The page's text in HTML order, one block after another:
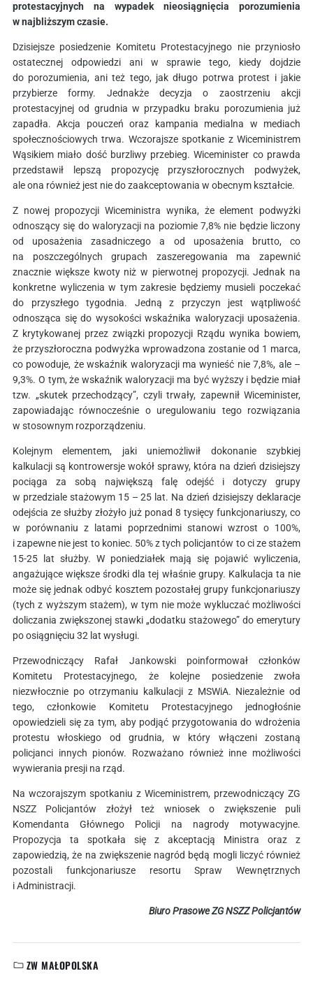
protestacyjnych na wypadek nieosiągnięcia porozumienia
w najbliższym czasie.
Dzisiejsze posiedzenie Komitetu Protestacyjnego nie przyniosło
ostatecznej odpowiedzi ani w sprawie tego, kiedy dojdzie
do porozumienia, ani też tego, jak długo potrwa protest i jakie
przybierze formy. Jednakże decyzja o zaostrzeniu akcji
protestacyjnej od grudnia w przypadku braku porozumienia już
zapadła. Akcja pouczeń oraz kampania medialna w mediach
społecznościowych trwa. Wczorajsze spotkanie z Wiceministrem
Wąsikiem miało dość burzliwy przebieg. Wiceminister co prawda
przedstawił lepszą propozycję przyszłorocznych podwyżek,
ale ona również jest nie do zaakceptowania w obecnym kształcie.
Z nowej propozycji Wiceministra wynika, że element podwyżki
odnoszący się do waloryzacji na poziomie 7,8% nie będzie liczony
od uposażenia zasadniczego a od uposażenia brutto, co
na poszczególnych grupach zaszeregowania ma zapewnić
znacznie większe kwoty niż w pierwotnej propozycji. Jednak na
konkretne wyliczenia w tym zakresie będziemy musieli poczekać
do przyszłego tygodnia. Jedną z przyczyn jest wątpliwość
odnosząca się do wysokości wskaźnika waloryzacji uposażenia.
Z krytykowanej przez związki propozycji Rządu wynika bowiem,
że przyszłoroczna podwyżka wprowadzona zostanie od 1 marca,
co powoduje, że wskaźnik waloryzacji ma wynieść nie 7,8%, ale –
9,3%. O tym, że wskaźnik waloryzacji ma być wyższy i będzie miał
tzw. „skutek przechodzący”, czyli trwały, zapewnił Wiceminister,
zapowiadając równocześnie o uregulowaniu tego rozwiązania
w stosownym rozporządzeniu.
Kolejnym elementem, jaki uniemożliwił dokonanie szybkiej
kalkulacji są kontrowersje wokół sprawy, która na dzień dzisiejszy
pociąga za sobą największą falę odejść i dotyczy grupy
w przedziale stażowym 15 – 25 lat. Na dzień dzisiejszy deklaracje
odejścia ze służby złożyło już ponad 8 tysięcy funkcjonariuszy, co
w porównaniu z latami poprzednimi stanowi wzrost o 100%,
i zapewne nie jest to koniec. 50% z tych policjantów to ci ze stażem
15-25 lat służby. W poniedziałek mają się pojawić wyliczenia,
angażujące większe środki dla tej właśnie grupy. Kalkulacja ta nie
może się jednak odbyć kosztem pozostałej grupy funkcjonariuszy
(tych z wyższym stażem), w tym nie może wykluczać możliwości
doliczania zwiększonej stawki „dodatku stażowego” do emerytury
po osiągnięciu 32 lat wysługi.
Przewodniczący Rafał Jankowski poinformował członków
Komitetu Protestacyjnego, że kolejne posiedzenie zwoła
niezwłocznie po otrzymaniu kalkulacji z MSWiA. Niezależnie od
tego, członkowie Komitetu Protestacyjnego jednogłośnie
opowiedzieli się za tym, aby podjąć przygotowania do wdrożenia
protestu włoskiego od grudnia, w który włączeni zostaną
policjanci innych pionów. Rozważano również inne możliwości
wywierania presji na rząd.
Na wczorajszym spotkaniu z Wiceministrem, przewodniczący ZG
NSZZ Policjantów złożył też wniosek o zwiększenie puli
Komendanta Głównego Policji na nagrody motywacyjne.
Propozycja ta spotkała się z akceptacją Ministra oraz z
zapowiedzią, że na zwiększenie nagród będą mogli liczyć również
pozostali funkcjonariusze resortu Spraw Wewnętrznych
i Administracji.
Biuro Prasowe ZG NSZZ Policjantów
KATEGORIE:
ZW MAŁOPOLSKA